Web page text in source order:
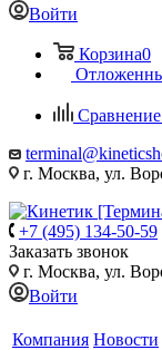
Войти
Корзина0
Сравнение
г. Москва, ул.
+7 (495) 134-50-59
Заказать звонок
г. Москва, ул.
Войти
Компания Новости